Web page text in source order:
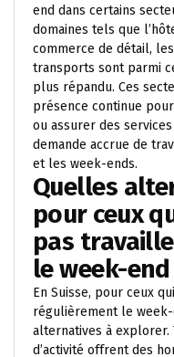
end dans certains
domaines tels que
commerce de détail,
transports sont parmi
plus répandu. Ces
présence continue
ou assurer des
demande accrue de
et les week-ends.
Quelles
pour ceux
pas
le week-
En Suisse, pour ceux
régulièrement le
alternatives à explorer.
d’activité offrent des